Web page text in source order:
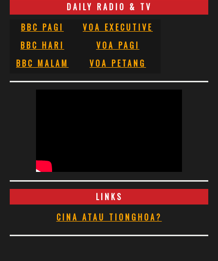
DAILY RADIO & TV
BBC PAGI
VOA EXECUTIVE
BBC HARI
VOA PAGI
BBC MALAM
VOA PETANG
LINKS
CINA ATAU TIONGHOA?